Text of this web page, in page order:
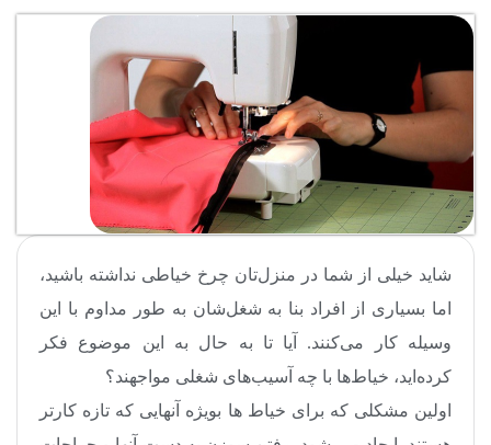
شاید خیلی از شما در منزل‌تان چرخ خیاطی نداشته باشید،
اما بسیاری از افراد بنا به شغل‌شان به طور مداوم با این
وسیله کار می‌کنند. آیا تا به حال به این موضوع فکر
کرده‌اید، خیاط‌ها با چه آسیب‌های شغلی مواجهند؟
اولین مشکلی که برای خیاط ها بویژه آنهایی که تازه کارتر